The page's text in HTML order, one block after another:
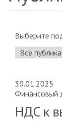
Выберите
30.01.2025
Финансовый
НДС к